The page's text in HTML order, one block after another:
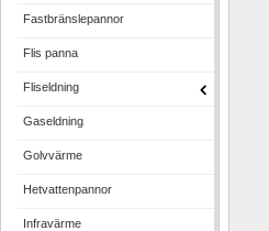
Fastbränslepannor
Flis panna
Fliseldning
Gaseldning
Golvvärme
Hetvattenpannor
Infravärme